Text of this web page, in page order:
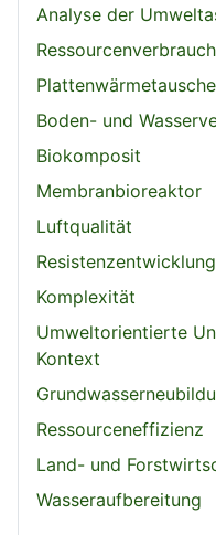
Analyse der
Ressourcenverbrauch
Boden- und
Biokomposit
Membranbioreaktor
Luftqualität
Resistenzentwicklung
Komplexität
Umweltorientierte
Kontext
Ressourceneffizienz
Land- und
Wasseraufbereitung